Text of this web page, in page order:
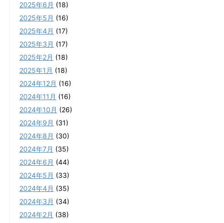
2025年6月 (18)
2025年5月 (16)
2025年4月 (17)
2025年3月 (17)
2025年2月 (18)
2025年1月 (18)
2024年12月 (16)
2024年11月 (16)
2024年10月 (26)
2024年9月 (31)
2024年8月 (30)
2024年7月 (35)
2024年6月 (44)
2024年5月 (33)
2024年4月 (35)
2024年3月 (34)
2024年2月 (38)